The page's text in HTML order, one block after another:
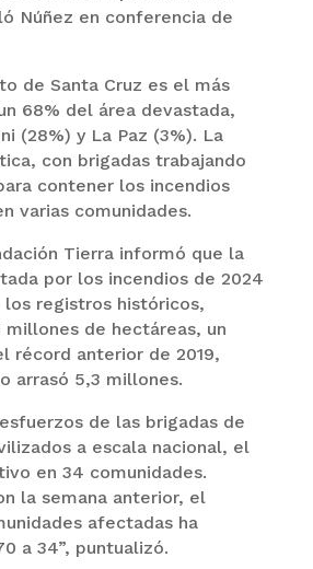
Núñez en conferencia de
de Santa Cruz es el más
68% del área devastada,
(28%) y La Paz (3%). La
con brigadas trabajando
contener los incendios
varias comunidades.
Tierra informó que la
por los incendios de 2024
los registros históricos,
millones de hectáreas, un
récord anterior de 2019,
arrasó 5,3 millones.
de las brigadas de
a escala nacional, el
en 34 comunidades.
la semana anterior, el
afectadas ha
a 34”, puntualizó.